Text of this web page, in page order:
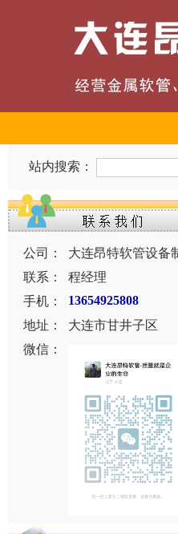
站内搜索：
公司：
大连昂特软管设备
联系：
程经理
手机：
13654925808
地址：
大连市甘井子区
微信：